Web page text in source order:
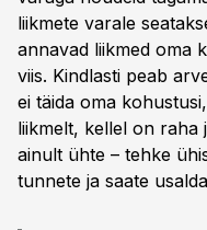
liikmete varale
annavad liikmed oma
viis. Kindlasti peab
ei täida oma
liikmelt, kellel on raha
ainult ühte – tehke
tunnete ja saate